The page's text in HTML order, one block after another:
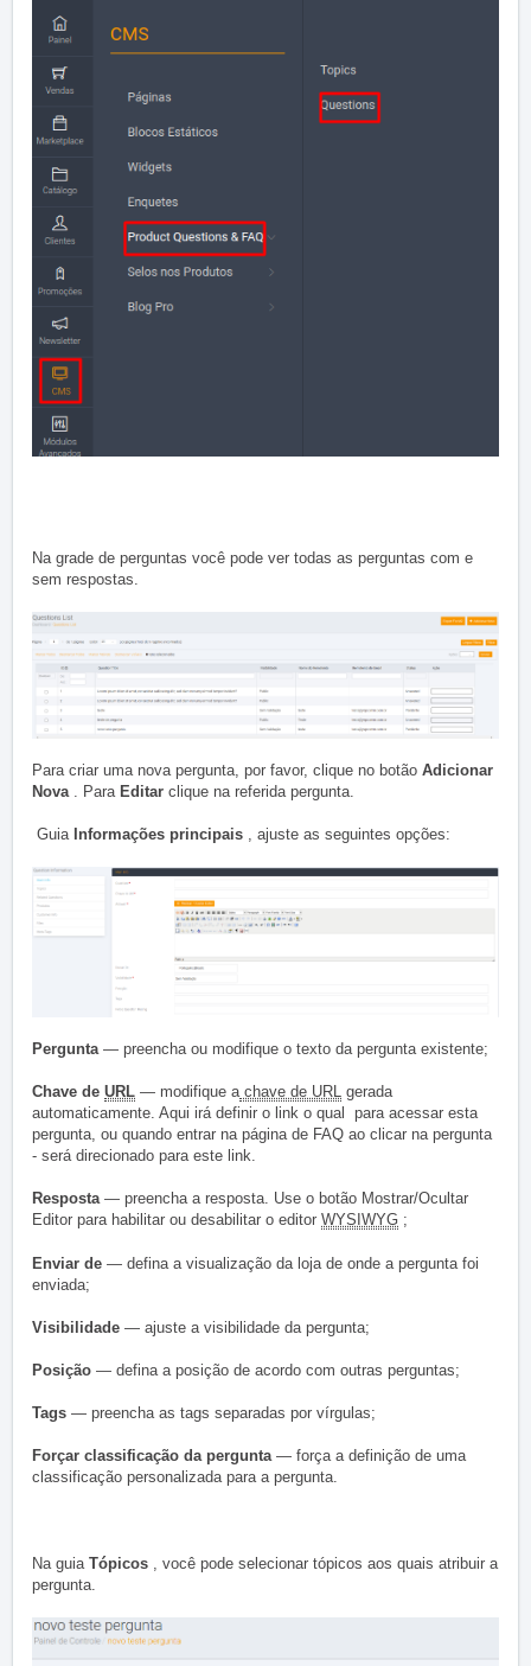
Na grade de perguntas você pode ver todas as perguntas com e
sem respostas.
Para criar uma nova pergunta, por favor, clique no botão Adicionar
Nova. Para Editar clique na referida pergunta.
Guia Informações principais , ajuste as seguintes opções:
Pergunta — preencha ou modifique o texto da pergunta existente;
Chave de URL — modifique achave de URL gerada
automaticamente. Aqui irá definir o link o qual para acessar esta
pergunta, ou quando entrar na página de FAQ ao clicar na pergunta
- será direcionado para este link.
Resposta— preencha a resposta. Use o botão Mostrar/Ocultar
Editor para habilitar ou desabilitar o editor WYSIWYG ;
Enviar de — defina a visualização da loja de onde a pergunta foi
enviada;
Visibilidade — ajuste a visibilidade da pergunta;
Posição — defina a posição de acordo com outras perguntas;
Tags — preencha as tags separadas por vírgulas;
Forçar classificação da pergunta— força a definição de uma
classificação personalizada para a pergunta.
Na guia Tópicos , você pode selecionar tópicos aos quais atribuir a
pergunta.